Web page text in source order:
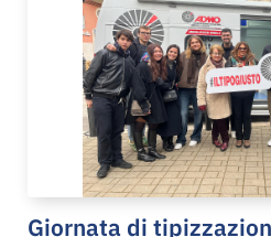
Giornata di